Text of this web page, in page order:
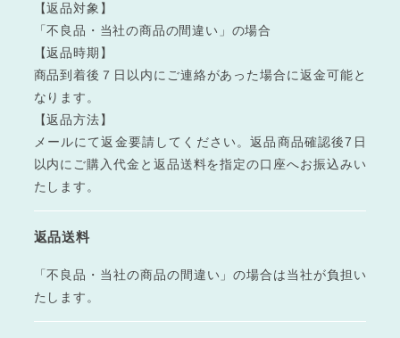
【返品対象】
「不良品・当社の商品の間違い」の場合
【返品時期】
商品到着後７日以内にご連絡があった場合に返金可能と
なります。
【返品方法】
メールにて返金要請してください。返品商品確認後7日
以内にご購入代金と返品送料を指定の口座へお振込みい
たします。
返品送料
「不良品・当社の商品の間違い」の場合は当社が負担い
たします。